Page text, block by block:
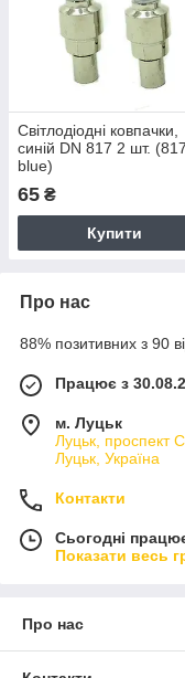
Світлодіодні ковпачки,
синій DN 817 2 шт.
blue)
65 ₴
Купити
Про нас
88% позитивних з 90
Працює з
м. Луцьк
Луцьк, проспект
Луцьк, Україна
Контакти
Сьогодні
Показати весь
Про нас